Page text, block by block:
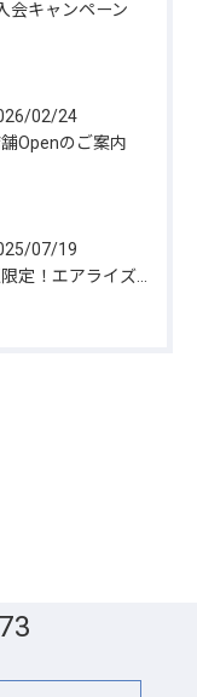
会キャンペーン
02/24
Openのご案内
07/19
🌺夏限定！エアライズ夏期講習キャンペーン開催🌞